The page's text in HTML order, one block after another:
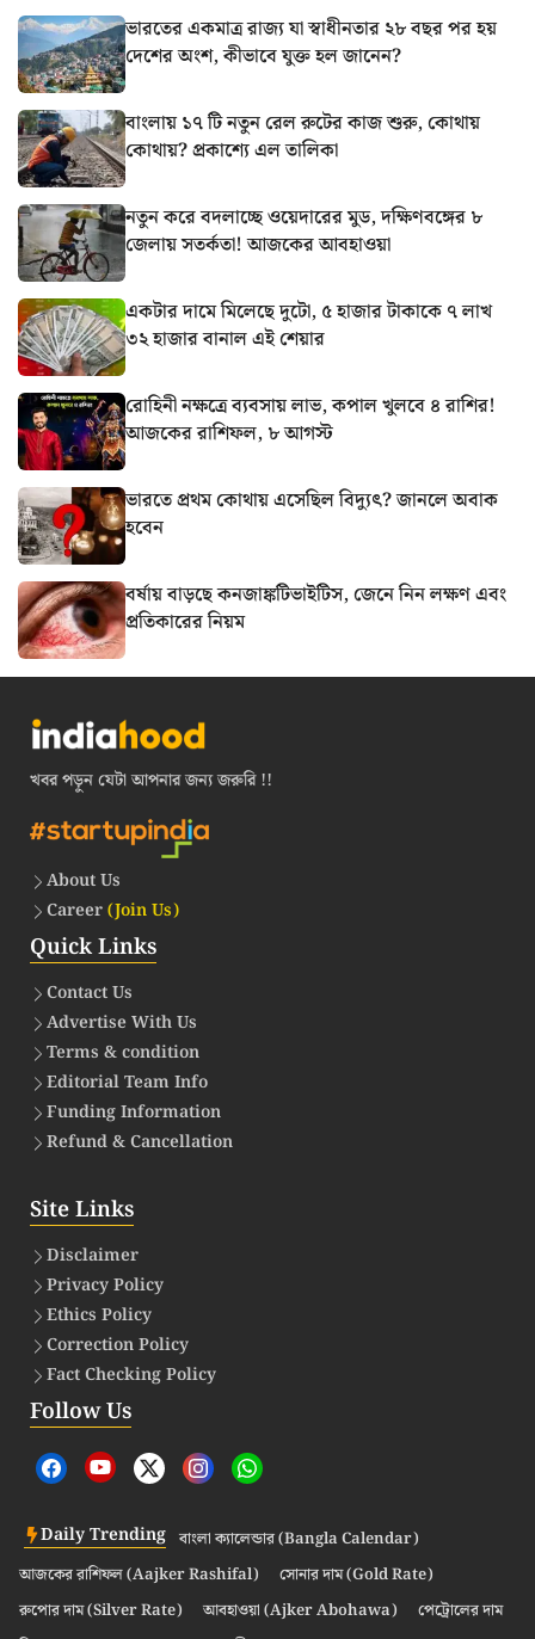
ভারতের একমাত্র রাজ্য যা স্বাধীনতার ২৮ বছর পর হয়
দেশের অংশ, কীভাবে যুক্ত হল জানেন?
বাংলায় ১৭ টি নতুন রেল রুটের কাজ শুরু, কোথায়
কোথায়? প্রকাশ্যে এল তালিকা
নতুন করে বদলাচ্ছে ওয়েদারের মুড, দক্ষিণবঙ্গের ৮
জেলায় সতর্কতা! আজকের আবহাওয়া
একটার দামে মিলেছে দুটো, ৫ হাজার টাকাকে ৭ লাখ
৩২ হাজার বানাল এই শেয়ার
রোহিনী নক্ষত্রে ব্যবসায় লাভ, কপাল খুলবে ৪ রাশির!
আজকের রাশিফল, ৮ আগস্ট
ভারতে প্রথম কোথায় এসেছিল বিদ্যুৎ? জানলে অবাক
হবেন
বর্ষায় বাড়ছে কনজাঙ্কটিভাইটিস, জেনে নিন লক্ষণ এবং
প্রতিকারের নিয়ম
খবর পড়ুন যেটা আপনার জন্য জরুরি !!
About Us
Career(Join Us)
Quick Links
Contact Us
Advertise With Us
Terms & condition
Editorial Team Info
Funding Information
Refund & Cancellation
Site Links
Disclaimer
Privacy Policy
Ethics Policy
Correction Policy
Fact Checking Policy
Follow Us
Daily Trending বাংলা ক্যালেন্ডার (Bangla Calendar)
আজকের রাশিফল (Aajker Rashifal)
সোনার দাম (Gold Rate)
রুপোর দাম (Silver Rate)
আবহাওয়া (Ajker Abohawa)
পেট্রোলের দাম